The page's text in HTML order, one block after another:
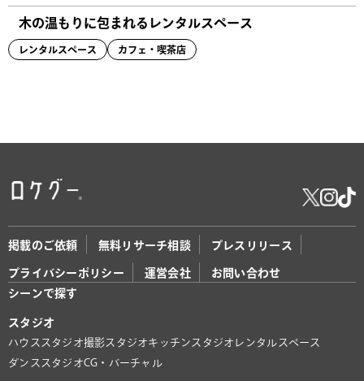
木の温もりに包まれるレンタルスペース
レンタルスペース カフェ・喫茶店
掲載のご依頼 無料リサーチ相談 プレスリリース
プライバシーポリシー 運営会社
お問い合わせ
シーンで探す
スタジオ
ハウススタジオ撮影スタジオキッチンスタジオ レンタルスペース
ダンススタジオCG・バーチャル